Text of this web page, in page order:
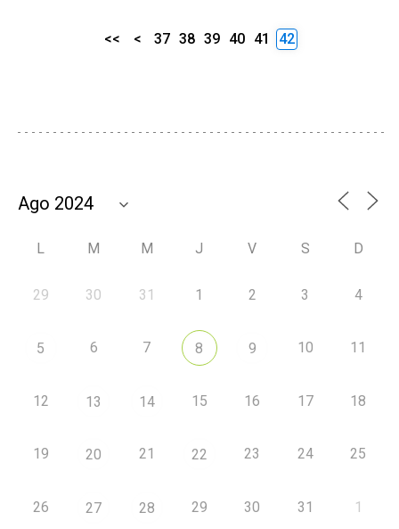
<< < 37 38 39 40 41 42
L M M J V S D
29 30 31 1 2 3 4
5 6 7 8 9 10 11
12 13 14 15 16 17 18
19 20 21 22 23 24 25
26 27 28 29 30 31 1